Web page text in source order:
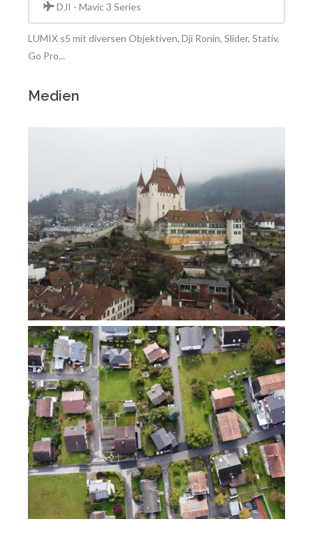
DJI - Mavic 3 Series
LUMIX s5 mit diversen Objektiven, Dji Ronin, Slider, Stativ,
Go Pro...
Medien